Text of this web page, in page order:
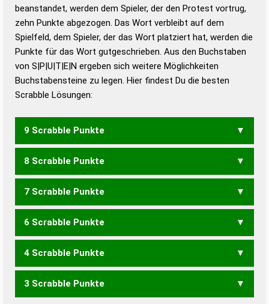
Duden – Standardwerk in 12 Bänden
Duden – Richtiges und gutes
Deutsch
Duden – Die deutsche Grammatik
Duden – Deutsches
beanstandet, werden dem Spieler, der den Protest vortrug,
zehn Punkte abgezogen. Das Wort verbleibt auf dem
Spielfeld, dem Spieler, der das Wort platziert hat, werden die
Punkte für das Wort gutgeschrieben. Aus den Buchstaben
von S|P|U|T|E|N ergeben sich weitere Möglichkeiten
Buchstabensteine zu legen. Hier findest Du die besten
Scrabble Lösungen:
9 Scrabble Punkte
PUSTEN
8 Scrabble Punkte
PNEUS PUSTE SETUP
7 Scrabble Punkte
PEST PNEU PUST SEPT
6 Scrabble Punkte
PES PST UPS USP
4 Scrabble Punkte
NEST NETS NUTE TUEN
3 Scrabble Punkte